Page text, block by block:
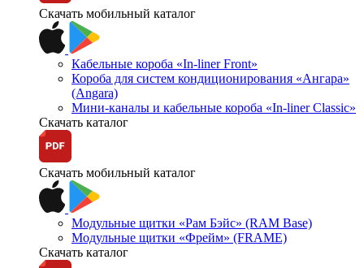
Скачать мобильный каталог
Кабельные короба «In-liner Front»
Короба для систем кондиционирования «Ангара»
(Angara)
Мини-каналы и кабельные короба «In-liner Classic»
Скачать каталог
Скачать мобильный каталог
Модульные щитки «Рам Бэйс» (RAM Base)
Модульные щитки «Фрейм» (FRAME)
Скачать каталог